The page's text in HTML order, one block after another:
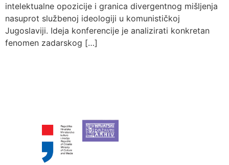
intelektualne opozicije i granica divergentnog mišljenja
nasuprot službenoj ideologiji u komunističkoj
Jugoslaviji. Ideja konferencije je analizirati konkretan
fenomen zadarskog […]